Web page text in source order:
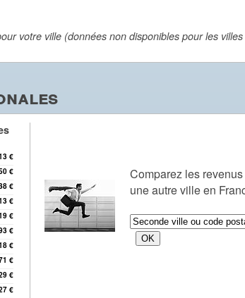
votre ville (données non disponibles pour les
€
€
€
€
€
€
€
€
€
€
Comparez les
une autre ville en